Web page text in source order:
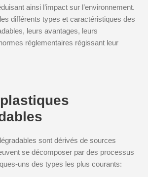
ainsi l’impact sur l’environnement.
différents types et caractéristiques des
leurs avantages, leurs
réglementaires régissant leur
sont dérivés de sources
se décomposer par des processus
uns des types les plus courants: